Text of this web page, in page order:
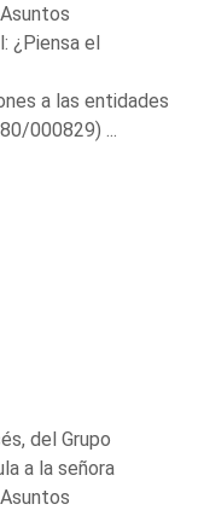
¿Piensa el
a las entidades
000829) ...
del Grupo
a la señora